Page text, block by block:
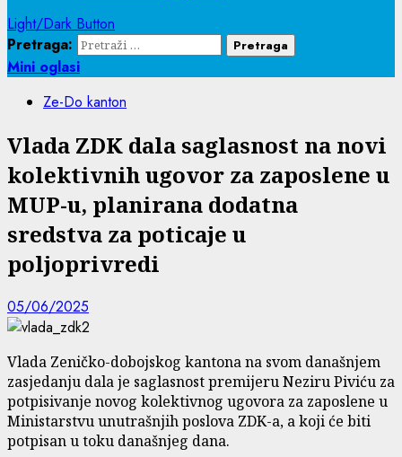
Light/Dark Button
Pretraga:
Mini oglasi
Ze-Do kanton
Vlada ZDK dala saglasnost na novi
kolektivnih ugovor za zaposlene u
MUP-u, planirana dodatna
sredstva za poticaje u
poljoprivredi
05/06/2025
Vlada Zeničko-dobojskog kantona na svom današnjem
zasjedanju dala je saglasnost premijeru Neziru Piviću za
potpisivanje novog kolektivnog ugovora za zaposlene u
Ministarstvu unutrašnjih poslova ZDK-a, a koji će biti
potpisan u toku današnjeg dana.